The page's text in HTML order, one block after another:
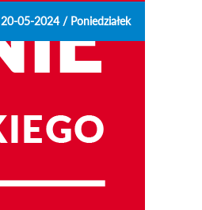
20-05-2024 / Poniedziałek